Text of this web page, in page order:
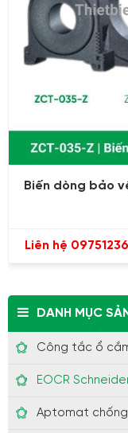
Biến dòng bảo
Liên hệ
DANH MỤC
Công tắc ổ
EOCR
Aptomat